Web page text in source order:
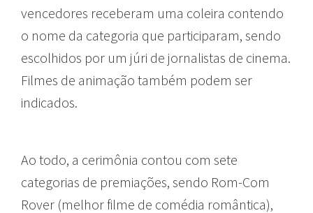
vencedores receberam uma coleira contendo
o nome da categoria que participaram, sendo
escolhidos por um júri de jornalistas de cinema.
Filmes de animação também podem ser
indicados.
Ao todo, a cerimônia contou com sete
categorias de premiações, sendo Rom-Com
Rover (melhor filme de comédia romântica),